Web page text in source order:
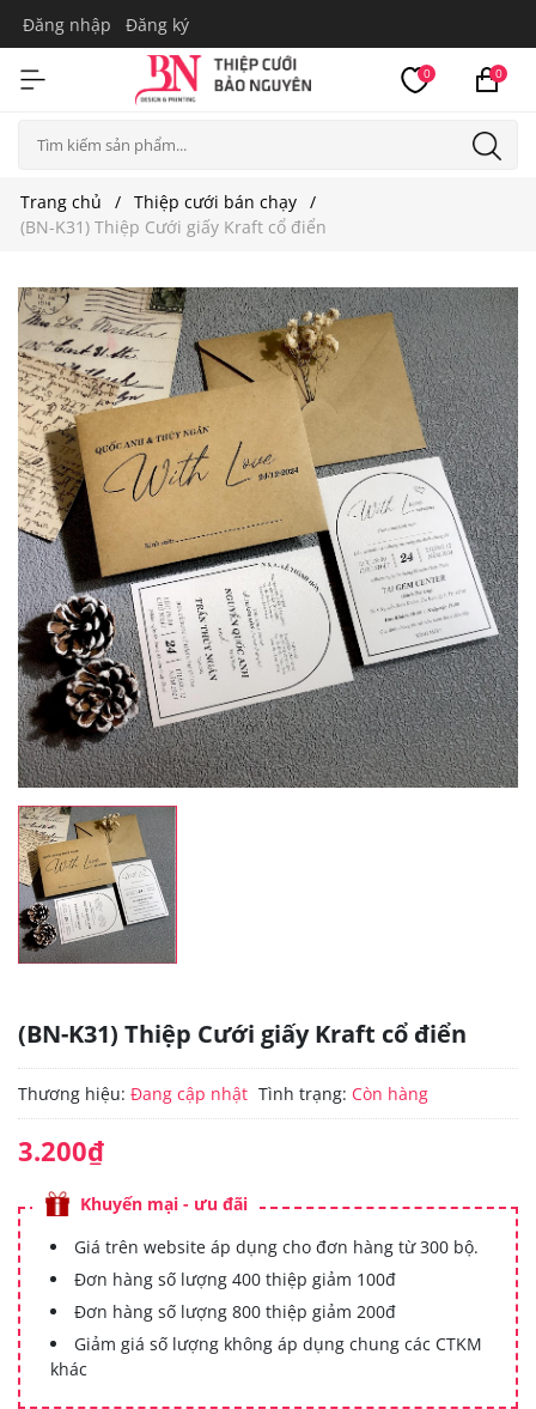
Đăng nhập Đăng ký
0 0
Trang chủ
Thiệp cưới bán chạy
(BN-K31) Thiệp Cưới giấy Kraft cổ điển
(BN-K31) Thiệp Cưới giấy Kraft cổ điển
Thương hiệu: Đang cập nhật Tình trạng: Còn hàng
3.200₫
Khuyến mại - ưu đãi
Giá trên website áp dụng cho đơn hàng từ 300 bộ.
Đơn hàng số lượng 400 thiệp giảm 100đ
Đơn hàng số lượng 800 thiệp giảm 200đ
Giảm giá số lượng không áp dụng chung các CTKM
khác